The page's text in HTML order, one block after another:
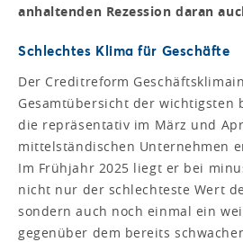
anhaltenden Rezession daran
Schlechtes Klima für Geschäfte
Der Creditreform
Gesamtübersicht der wichtigsten
die repräsentativ im März und
mittelständischen Unternehmen
Im Frühjahr 2025 liegt er bei
nicht nur der schlechteste Wert
sondern auch noch einmal ein
gegenüber dem bereits